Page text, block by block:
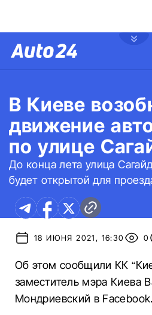
В Киеве
движение
по улице
До конца лета улица
будет открытой для
18 ИЮНЯ 2021, 16:30 0
Об этом сообщили КК
заместитель мэра Киева
Мондриевский в Facebook.